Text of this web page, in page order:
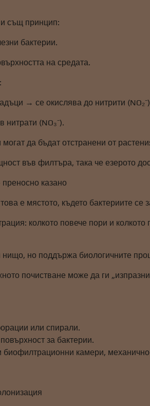
и същ принцип:
бактерии.
на средата.
→ се окислява до нитрити
(NO₃⁻).
да бъдат отстранени от
във филтъра, така че езерото
казано
е мястото, където бактериите се
колкото повече пори и колкото
но поддържа биологичните
почистване може да ги
или спирали.
за бактерии.
камери,